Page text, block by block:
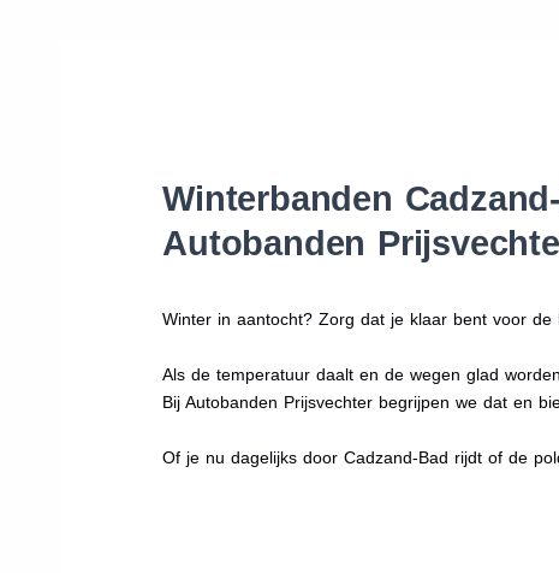
Winterbanden
Autobanden
Winter in aantocht? Zorg dat je klaar bent voor de
Als de temperatuur daalt en de wegen glad
Bij Autobanden Prijsvechter begrijpen we dat en
Of je nu dagelijks door Cadzand-Bad rijdt of de